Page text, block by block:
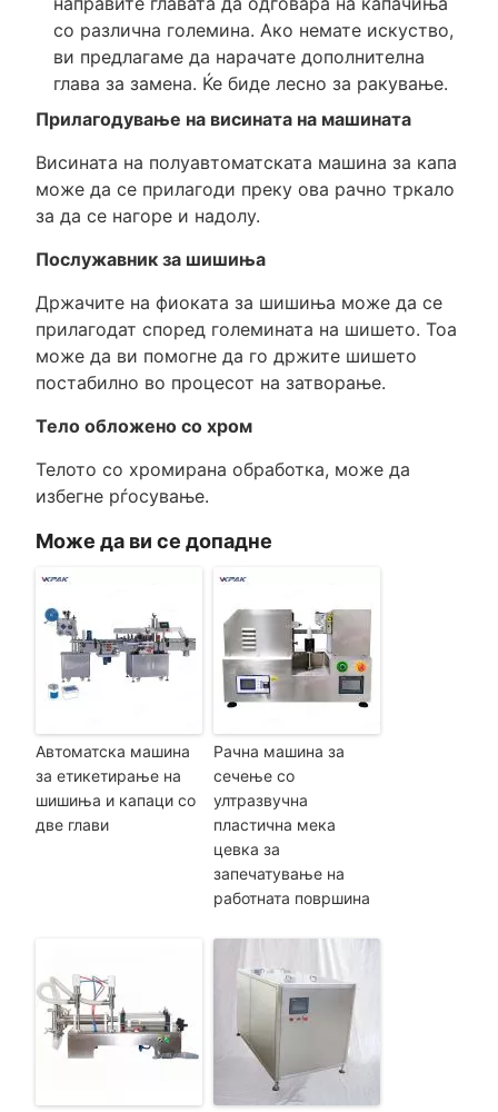
со различна големина. Ако немате искуство,
ви предлагаме да нарачате дополнителна
глава за замена. Ќе биде лесно за ракување.
Прилагодување на висината на машината
Висината на полуавтоматската машина за капа
може да се прилагоди преку ова рачно тркало
за да се нагоре и надолу.
Послужавник за шишиња
Држачите на фиоката за шишиња може да се
прилагодат според големината на шишето. Тоа
може да ви помогне да го држите шишето
постабилно во процесот на затворање.
Тело обложено со хром
Телото со хромирана обработка, може да
избегне рѓосување.
Може да ви се допадне
Автоматска машина
за етикетирање на
шишиња и капаци со
две глави
Рачна машина за
сечење со
ултразвучна
пластична мека
цевка за
запечатување на
работната површина